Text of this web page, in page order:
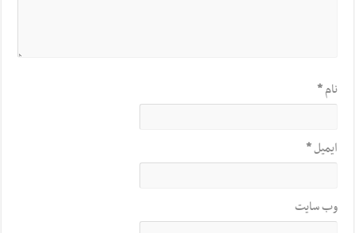
نام*
ایمیل*
وب‌ سایت